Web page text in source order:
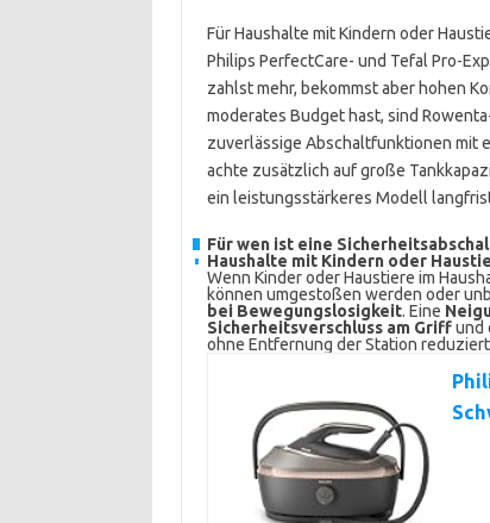
Für Haushalte mit Kindern oder
Philips PerfectCare- und Tefal Pro-
zahlst mehr, bekommst aber hohen
moderates Budget hast, sind
zuverlässige Abschaltfunktionen mit
achte zusätzlich auf große
ein leistungsstärkeres Modell
Für wen ist eine
Haushalte mit Kindern oder
Wenn Kinder oder Haustiere im
können umgestoßen werden oder
bei Bewegungslosigkeit. Eine
Sicherheitsverschluss am Griffund
ohne Entfernung der Station